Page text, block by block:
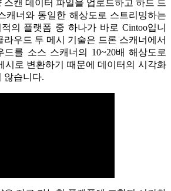
스캔 데이터 파일을 업로드하고 하드 드
캐너와 동일한 해상도로 스트리밍하는
의 플랫폼 중 하나가 바로 Cintoo입니
라우드 투 메시 기술은 드론 스캐너에서
를 소스 스캐너의 10~20배 해상도로
시로 변환하기 때문에 데이터의 시각화
않습니다.